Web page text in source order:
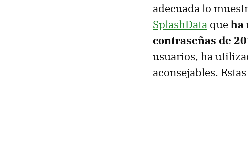
adecuada lo
SplashData queha
contraseñas de
usuarios, ha
aconsejables.